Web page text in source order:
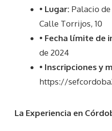
• Lugar: Palacio
Calle Torrijos, 10
• Fecha límite de
de 2024
• Inscripciones y
https://
La Experiencia en